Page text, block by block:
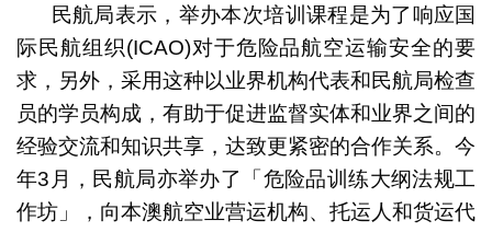
民航局表示，举办本次培训课程是为了响应国
际民航组织(ICAO)对于危险品航空运输安全的要
求，另外，采用这种以业界机构代表和民航局检查
员的学员构成，有助于促进监督实体和业界之间的
经验交流和知识共享，达致更紧密的合作关系。今
年3月，民航局亦举办了「危险品训练大纲法规工
作坊」，向本澳航空业营运机构、托运人和货运代